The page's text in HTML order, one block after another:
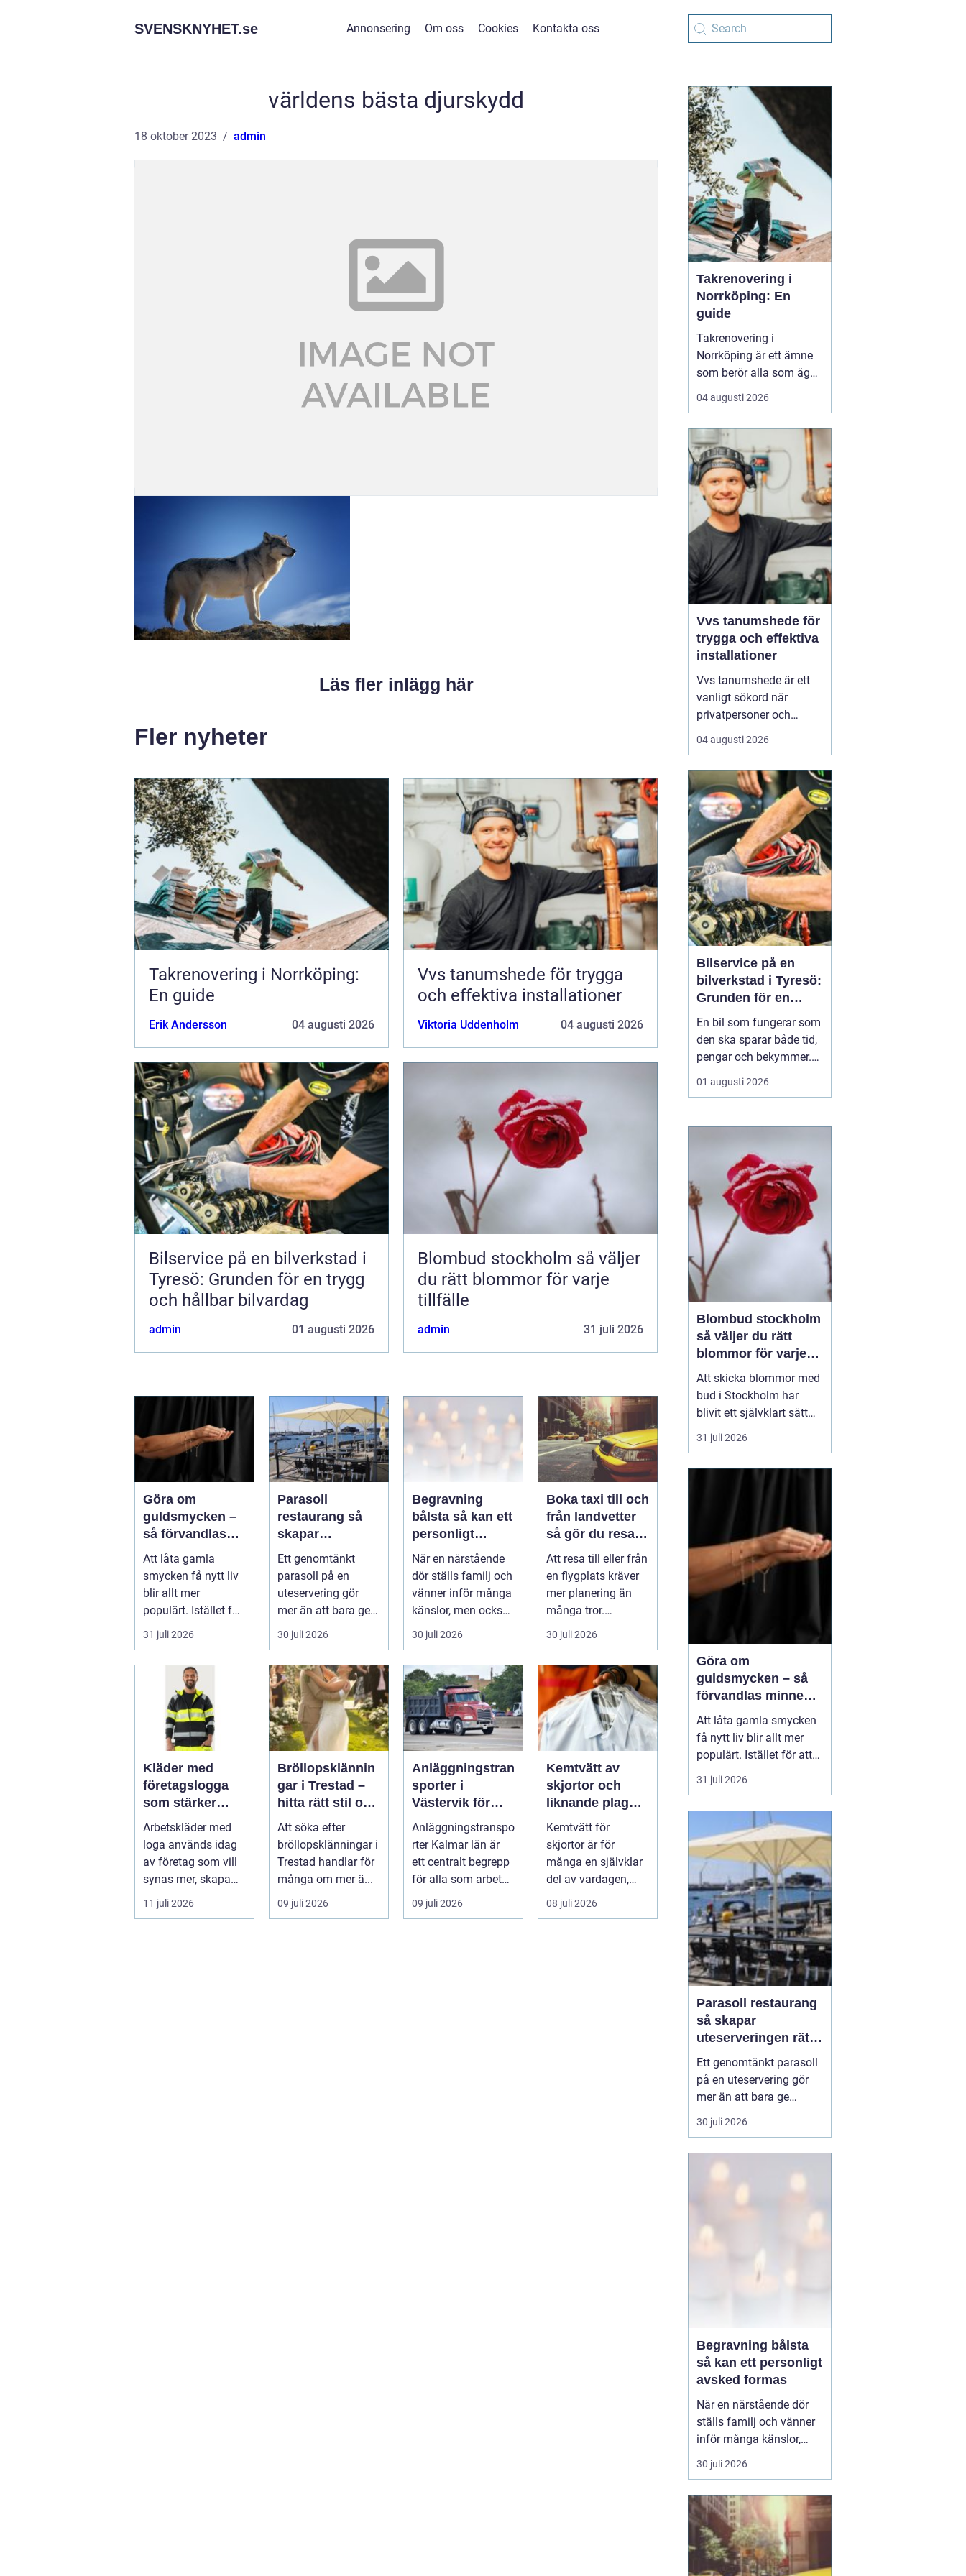
SVENSKNYHET.se Annonsering Om oss Cookies Kontakta oss
världens bästa djurskydd
18 oktober 2023 admin
Läs fler inlägg här
Fler nyheter
Takrenovering i Norrköping:
En guide
Erik Andersson 04 augusti 2026
Vvs tanumshede för trygga
och effektiva installationer
Viktoria Uddenholm 04 augusti 2026
Bilservice på en bilverkstad i
Tyresö: Grunden för en trygg
och hållbar bilvardag
admin 01 augusti 2026
Blombud stockholm så väljer
du rätt blommor för varje
tillfälle
admin 31 juli 2026
Göra om
guldsmycken –
så förvandlas
minnen till nya
favoriter
Att låta gamla
smycken få nytt liv
blir allt mer
populärt. Istället för
a...
31 juli 2026
Parasoll
restaurang så
skapar
uteserveringen
rätt känsla året
runt
Ett genomtänkt
parasoll på en
uteservering gör
mer än att bara ge
skugga. Det
påverkar hur länge
gäs...
30 juli 2026
Begravning
bålsta så kan ett
personligt
avsked formas
När en närstående
dör ställs familj och
vänner inför många
känslor, men också
praktiska beslut. En
b...
30 juli 2026
Boka taxi till och
från landvetter
så gör du resan
trygg och
smidig
Att resa till eller från
en flygplats kräver
mer planering än
många tror.
Flygtider, packning,
säker...
30 juli 2026
Kläder med
företagslogga
som stärker
varumärket
varje dag
Arbetskläder med
loga används idag
av företag som vill
synas mer, skapa
stolthet inte...
11 juli 2026
Bröllopsklännin
gar i Trestad –
hitta rätt stil och
passform inför
den stora dagen
Att söka efter
bröllopsklänningar i
Trestad handlar för
många om mer ä...
09 juli 2026
Anläggningstran
sporter i
Västervik för
effektiva
byggprojekt
Anläggningstranspo
rter Kalmar län är
ett centralt begrepp
för alla som arbetar
m...
09 juli 2026
Kemtvätt av
skjortor och
liknande plagg:
Så fungerar
professionell
klädvård i
praktiken
Kemtvätt för
skjortor är för
många en självklar
del av vardagen,
men ...
08 juli 2026
Takrenovering i
Norrköping: En
guide
Takrenovering i
Norrköping är ett ämne
som berör alla som äger
hus, radhus eller
flerfamiljshus i området.
viktigaste skydd mot
regn, snö och fukt, och
en i tid genomförd
renovering kan sp...
04 augusti 2026
Vvs tanumshede för
trygga och effektiva
installationer
Vvs tanumshede är ett
vanligt sökord när
privatpersoner och
företag behöver hjälp
med värme, vatten och
Många undrar vad som
skiljer en seriös vvs
partner från en tillfällig
lösning, hur en
installation bör gå till
och vilka...
04 augusti 2026
Bilservice på en
bilverkstad i Tyresö:
Grunden för en
trygg och hållbar
bilvardag
En bil som fungerar som
den ska sparar både tid,
pengar och bekymmer.
För många förare blir
servicefrågan ändå
tills en varningslampa
känns fel. Ge...
01 augusti 2026
Blombud stockholm
så väljer du rätt
blommor för varje
tillfälle
Att skicka blommor med
bud i Stockholm har
blivit ett självklart sätt
att visa omtanke, fira
stora händelser eller
svårt att formulera i ord.
sekunder, oavsett om
mottagaren befinner sig
på konto...
31 juli 2026
Göra om
guldsmycken – så
förvandlas minnen
till nya favoriter
Att låta gamla smycken
få nytt liv blir allt mer
populärt. Istället för att
låta arvegods ligga i en
låda kan de formas om
passar stilen i dag och
bär med sig historien.
N&au...
31 juli 2026
Parasoll restaurang
så skapar
uteserveringen rätt
känsla året runt
Ett genomtänkt parasoll
på en uteservering gör
mer än att bara ge
skugga. Det påverkar hur
länge gästerna stannar,
och om de väljer att
komma tillbaka. När
kraven på komfort,
30 juli 2026
Begravning bålsta
så kan ett personligt
avsked formas
När en närstående dör
ställs familj och vänner
inför många känslor,
men också praktiska
beslut.
ceremoni i någon av
Håbo församlings kyrkor
eller ka...
30 juli 2026